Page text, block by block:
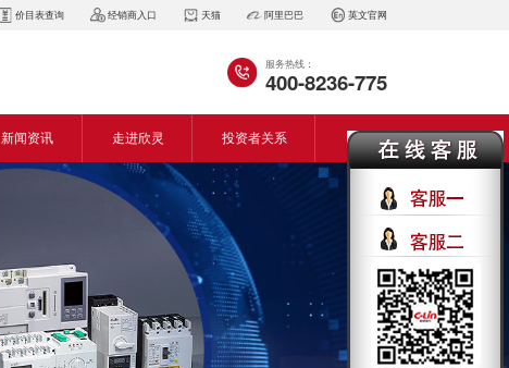
价目表查询 经销商入口 天猫 阿里巴巴 英文官网
服务热线：
400-8236-775
新闻资讯
展会资讯
电气百科
走进欣灵
企业简介
董事长致词
企业风采
投资者关系